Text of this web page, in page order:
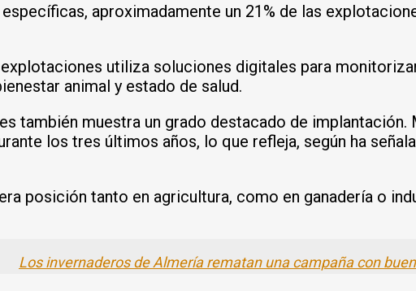
aproximadamente un 21% de las
utiliza soluciones digitales para
animal y estado de salud.
también muestra un grado destacado de
los tres últimos años, lo que refleja, según ha
posición tanto en agricultura, como en ganadería o
Los invernaderos de Almería rematan una campaña con